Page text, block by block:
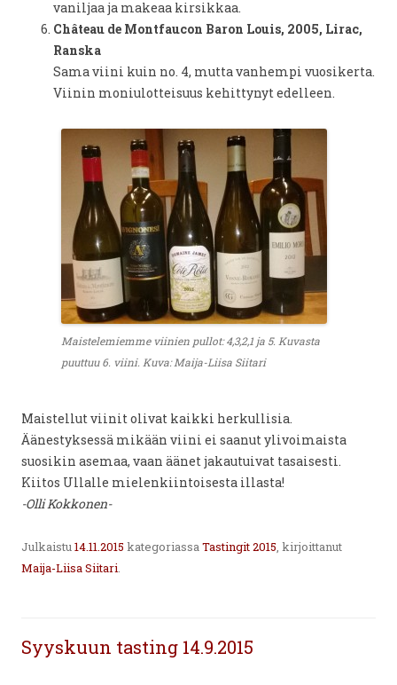
vaniljaa ja makeaa kirsikkaa.
Château de Montfaucon Baron Louis, 2005, Lirac,
Ranska
Sama viini kuin no. 4, mutta vanhempi vuosikerta.
Viinin moniulotteisuus kehittynyt edelleen.
Maistelemiemme viinien pullot: 4,3,2,1 ja 5. Kuvasta
puuttuu 6. viini. Kuva: Maija-Liisa Siitari
Maistellut viinit olivat kaikki herkullisia.
Äänestyksessä mikään viini ei saanut ylivoimaista
suosikin asemaa, vaan äänet jakautuivat tasaisesti.
Kiitos Ullalle mielenkiintoisesta illasta!
-Olli Kokkonen-
Julkaistu14.11.2015 kategoriassaTastingit 2015, kirjoittanut
Maija-Liisa Siitari.
Syyskuun tasting 14.9.2015